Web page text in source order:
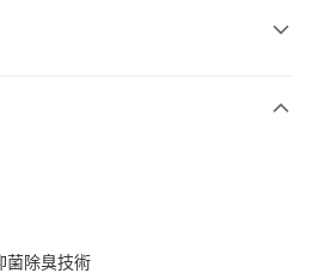
菌除臭技術